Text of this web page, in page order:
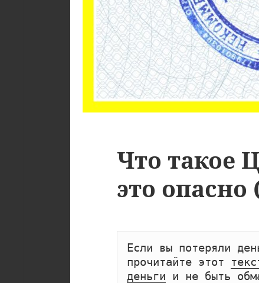
Что такое
это опасно
Если вы потеряли
прочитайте этот
деньги и не быть